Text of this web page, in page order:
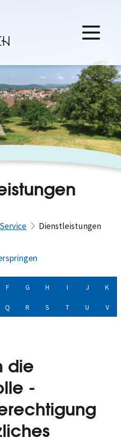
Dienstleistungen
F G H I J K
Q R S T U V
die
-